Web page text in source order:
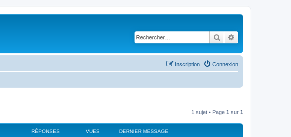
Rechercher
Connexion
Inscription
1 sujet • Page 1 sur 1
RÉPONSES VUES DERNIER MESSAGE